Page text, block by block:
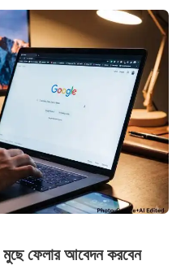
ফেলার আবেদন করবেন